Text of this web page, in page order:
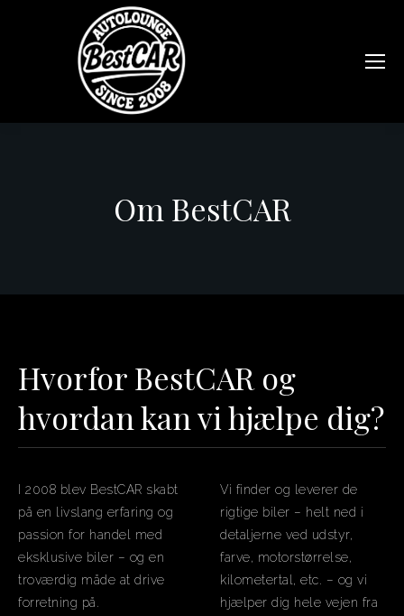
Om BestCAR
Hvorfor BestCAR og
hvordan kan vi hjælpe dig?
I 2008 blev BestCAR skabt
på en livslang erfaring og
passion for handel med
eksklusive biler – og en
troværdig måde at drive
forretning på.
Vi finder og leverer de
rigtige biler – helt ned i
detaljerne ved udstyr,
farve, motorstørrelse,
kilometertal, etc. – og vi
hjælper dig hele vejen fra